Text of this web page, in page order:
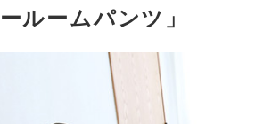
ールームパンツ」